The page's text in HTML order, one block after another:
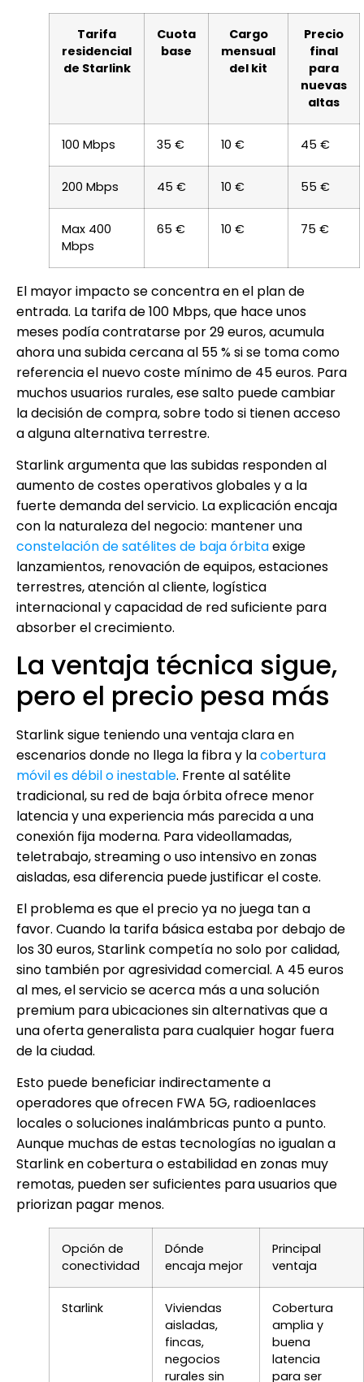
Tarifa
residencial
de Starlink
Cuota
base
Cargo
mensual
del kit
Precio
final
para
nuevas
altas
100 Mbps 35 € 10 € 45 €
200 Mbps 45 € 10 € 55 €
Max 400
Mbps
65 € 10 € 75 €
El mayor impacto se concentra en el plan de
entrada. La tarifa de 100 Mbps, que hace unos
meses podía contratarse por 29 euros, acumula
ahora una subida cercana al 55 % si se toma como
referencia el nuevo coste mínimo de 45 euros. Para
muchos usuarios rurales, ese salto puede cambiar
la decisión de compra, sobre todo si tienen acceso
a alguna alternativa terrestre.
Starlink argumenta que las subidas responden al
aumento de costes operativos globales y a la
fuerte demanda del servicio. La explicación encaja
con la naturaleza del negocio: mantener una
constelación de satélites de baja órbitaexige
lanzamientos, renovación de equipos, estaciones
terrestres, atención al cliente, logística
internacional y capacidad de red suficiente para
absorber el crecimiento.
La ventaja técnica sigue,
pero el precio pesa más
Starlink sigue teniendo una ventaja clara en
escenarios donde no llega la fibra y lacobertura
móvil es débil o inestable. Frente al satélite
tradicional, su red de baja órbita ofrece menor
latencia y una experiencia más parecida a una
conexión fija moderna. Para videollamadas,
teletrabajo, streaming o uso intensivo en zonas
aisladas, esa diferencia puede justificar el coste.
El problema es que el precio ya no juega tan a
favor. Cuando la tarifa básica estaba por debajo de
los 30 euros, Starlink competía no solo por calidad,
sino también por agresividad comercial. A 45 euros
al mes, el servicio se acerca más a una solución
premium para ubicaciones sin alternativas que a
una oferta generalista para cualquier hogar fuera
de la ciudad.
Esto puede beneficiar indirectamente a
operadores que ofrecen FWA 5G, radioenlaces
locales o soluciones inalámbricas punto a punto.
Aunque muchas de estas tecnologías no igualan a
Starlink en cobertura o estabilidad en zonas muy
remotas, pueden ser suficientes para usuarios que
priorizan pagar menos.
Opción de
conectividad
Dónde
encaja mejor
Principal
ventaja
Starlink
Viviendas
aisladas,
fincas,
negocios
rurales sin
Cobertura
amplia y
buena
latencia
para ser